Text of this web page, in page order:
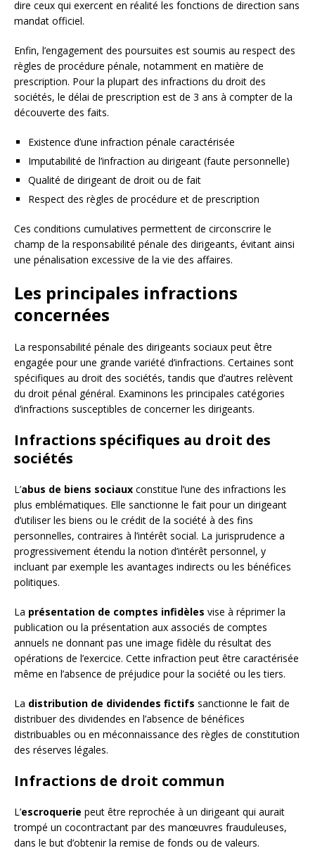
dire ceux qui exercent en réalité les fonctions de direction sans
mandat officiel.
Enfin, l’engagement des poursuites est soumis au respect des
règles de procédure pénale, notamment en matière de
prescription. Pour la plupart des infractions du droit des
sociétés, le délai de prescription est de 3 ans à compter de la
découverte des faits.
Existence d’une infraction pénale caractérisée
Imputabilité de l’infraction au dirigeant (faute personnelle)
Qualité de dirigeant de droit ou de fait
Respect des règles de procédure et de prescription
Ces conditions cumulatives permettent de circonscrire le
champ de la responsabilité pénale des dirigeants, évitant ainsi
une pénalisation excessive de la vie des affaires.
Les principales infractions
concernées
La responsabilité pénale des dirigeants sociaux peut être
engagée pour une grande variété d’infractions. Certaines sont
spécifiques au droit des sociétés, tandis que d’autres relèvent
du droit pénal général. Examinons les principales catégories
d’infractions susceptibles de concerner les dirigeants.
Infractions spécifiques au droit des
sociétés
L’abus de biens sociaux constitue l’une des infractions les
plus emblématiques. Elle sanctionne le fait pour un dirigeant
d’utiliser les biens ou le crédit de la société à des fins
personnelles, contraires à l’intérêt social. La jurisprudence a
progressivement étendu la notion d’intérêt personnel, y
incluant par exemple les avantages indirects ou les bénéfices
politiques.
La présentation de comptes infidèles vise à réprimer la
publication ou la présentation aux associés de comptes
annuels ne donnant pas une image fidèle du résultat des
opérations de l’exercice. Cette infraction peut être caractérisée
même en l’absence de préjudice pour la société ou les tiers.
La distribution de dividendes fictifs sanctionne le fait de
distribuer des dividendes en l’absence de bénéfices
distribuables ou en méconnaissance des règles de constitution
des réserves légales.
Infractions de droit commun
L’escroquerie peut être reprochée à un dirigeant qui aurait
trompé un cocontractant par des manœuvres frauduleuses,
dans le but d’obtenir la remise de fonds ou de valeurs.